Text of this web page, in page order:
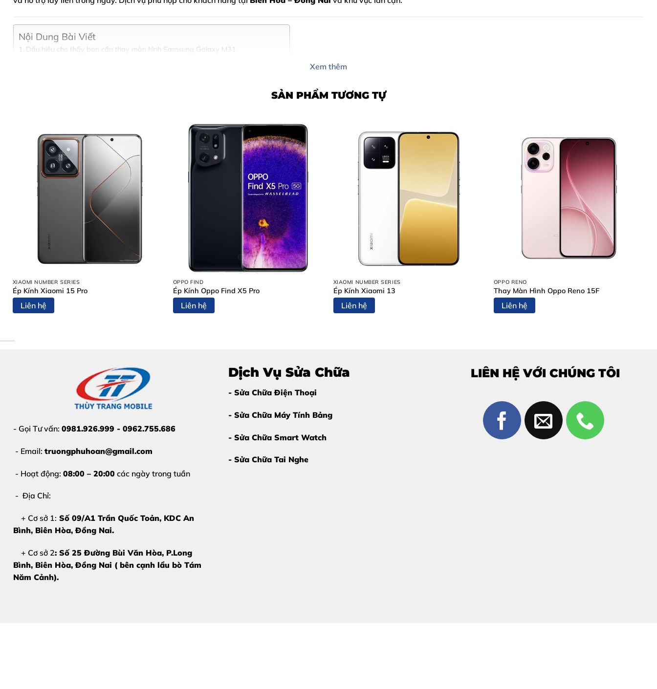
Nội Dung Bài Viết
Dấu hiệu cho thấy bạn cần thay màn hình Samsung Galaxy M31
Bước 5: Bàn giao thiết bị và thanh toán
Cam kết khi thay màn hình Samsung Galaxy M31 tại Thùy Trang Mobile
Một số dịch vụ sửa chữa khác tại Thùy Trang Mobile
Liên hệ thay màn hình Samsung Galaxy M31 ngay hôm nay
Dấu hiệu cho thấy bạn cần thay màn hình Samsung Galaxy M31
Nếu Samsung Galaxy M31 của bạn gặp một trong các tình trạng sau, rất có thể đã đến lúc thay màn hình Samsung Galaxy M31
Màn hình bị nứt, vỡ kính, dù cảm ứng còn hoạt động
Cảm ứng loạn, đơ, liệt
một phần hoặc toàn bộ
Xuất hiệnsọc ngang, sọc dọc, đốm mực, ám màu
Màn hình
Xem thêm
SẢN PHẨM TƯƠNG TỰ
XIAOMI NUMBER SERIES
Ép Kính Xiaomi 15 Pro
Liên hệ
OPPO FIND
Ép Kính Oppo Find X5 Pro
Liên hệ
XIAOMI NUMBER SERIES
Ép Kính Xiaomi 13
Liên hệ
OPPO RENO
Thay Màn Hình Oppo Reno 15F
Liên hệ
- Gọi Tư vấn: 0981.926.999 - 0962.755.686
- Email: truongphuhoan@gmail.com
- Hoạt động: 08:00 – 20:00 các ngày trong tuần
- Địa Chỉ:
+ Cơ sở 1: Số 09/A1 Trần Quốc Toản, KDC An
Bình, Biên Hòa, Đồng Nai.
+ Cơ sở 2: Số 25 Đường Bùi Văn Hòa, P.Long
Bình, Biên Hòa, Đồng Nai ( bên cạnh lẩu bò Tám
Năm Cảnh).
Dịch Vụ Sửa Chữa
- Sửa Chữa Điện Thoại
- Sửa Chữa Máy Tính Bảng
- Sửa Chữa Smart Watch
- Sửa Chữa Tai Nghe
LIÊN HỆ VỚI CHÚNG TÔI